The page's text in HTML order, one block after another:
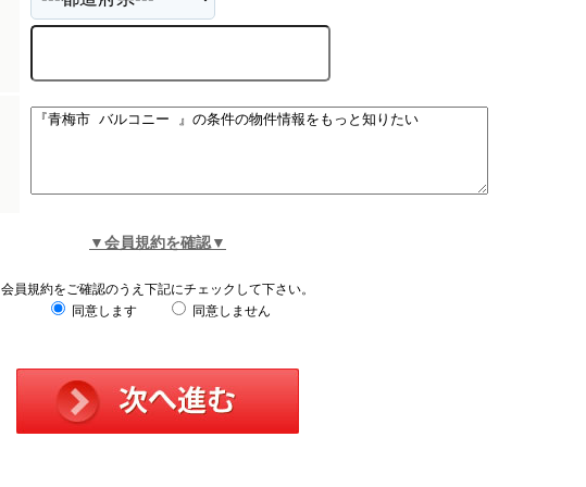
▼会員規約を確認▼
会員規約をご確認のうえ下記にチェックして下さい。
同意します
同意しません